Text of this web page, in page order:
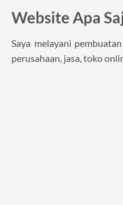
Website Apa
Saya melayani
perusahaan, jasa, toko